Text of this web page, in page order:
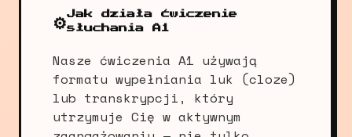
⚙️Jak działa ćwiczenie
słuchania A1
Nasze ćwiczenia A1 używają
formatu wypełniania luk (cloze)
lub transkrypcji, który
utrzymuje Cię w aktywnym